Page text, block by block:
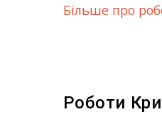
Більше про
Роботи